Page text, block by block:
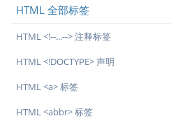
HTML 全部标签
HTML <!--...--> 注释标签
HTML <!DOCTYPE> 声明
HTML <a> 标签
HTML <abbr> 标签